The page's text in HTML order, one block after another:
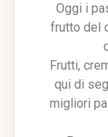
Oggi i
frutto del
Frutti,
qui di
migliori